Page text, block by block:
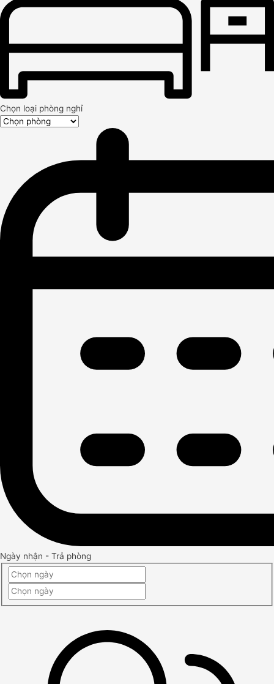
Chọn loại phòng nghỉ
Ngày nhận - Trả phòng